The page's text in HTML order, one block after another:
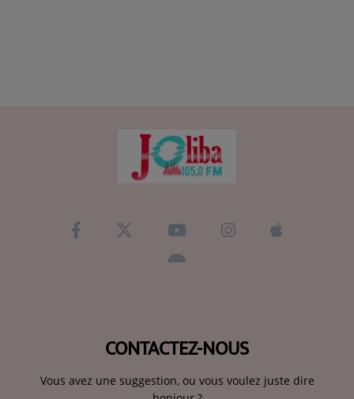
CONTACTEZ-NOUS
Vous avez une suggestion, ou vous voulez juste dire